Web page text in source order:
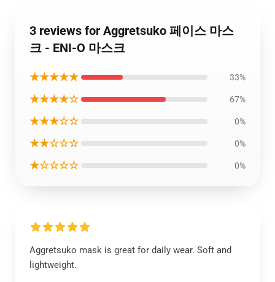
3 reviews for Aggretsuko 페이스 마스
크 - ENI-O 마스크
★★★★★ 33%
★★★★☆ 67%
★★★☆☆ 0%
★★☆☆☆ 0%
★☆☆☆☆ 0%
Aggretsuko mask is great for daily wear. Soft and
lightweight.